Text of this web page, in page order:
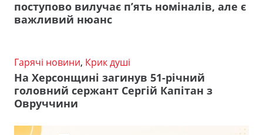
поступово вилучає п’ять номіналів, але є
важливий нюанс
Гарячі новини, Крик душі
На Херсонщині загинув 51-річний
головний сержант Сергій Капітан з
Овруччини